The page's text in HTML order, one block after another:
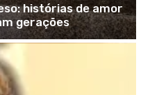
histórias de amor
gerações